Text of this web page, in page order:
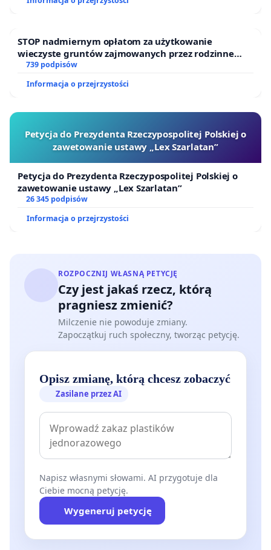
STOP nadmiernym opłatom za użytkowanie
wieczyste gruntów zajmowanych przez rodzinne
ogrody działkowe.
739 podpisów
Informacja o przejrzystości
Petycja do Prezydenta Rzeczypospolitej Polskiej o
zawetowanie ustawy „Lex Szarlatan”
Petycja do Prezydenta Rzeczypospolitej Polskiej o
zawetowanie ustawy „Lex Szarlatan”
26 345 podpisów
Informacja o przejrzystości
ROZPOCZNIJ WŁASNĄ PETYCJĘ
Czy jest jakaś rzecz, którą
pragniesz zmienić?
Milczenie nie powoduje zmiany.
Zapoczątkuj ruch społeczny, tworząc petycję.
Opisz zmianę, którą chcesz zobaczyć
Zasilane przez AI
Napisz własnymi słowami. AI przygotuje dla
Ciebie mocną petycję.
Wygeneruj petycję